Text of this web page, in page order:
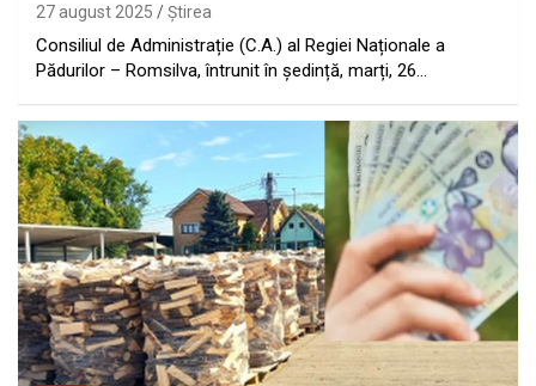
27 august 2025 Ştirea
Consiliul de Administrație (C.A.) al Regiei Naționale a
Pădurilor – Romsilva, întrunit în ședință, marți, 26…